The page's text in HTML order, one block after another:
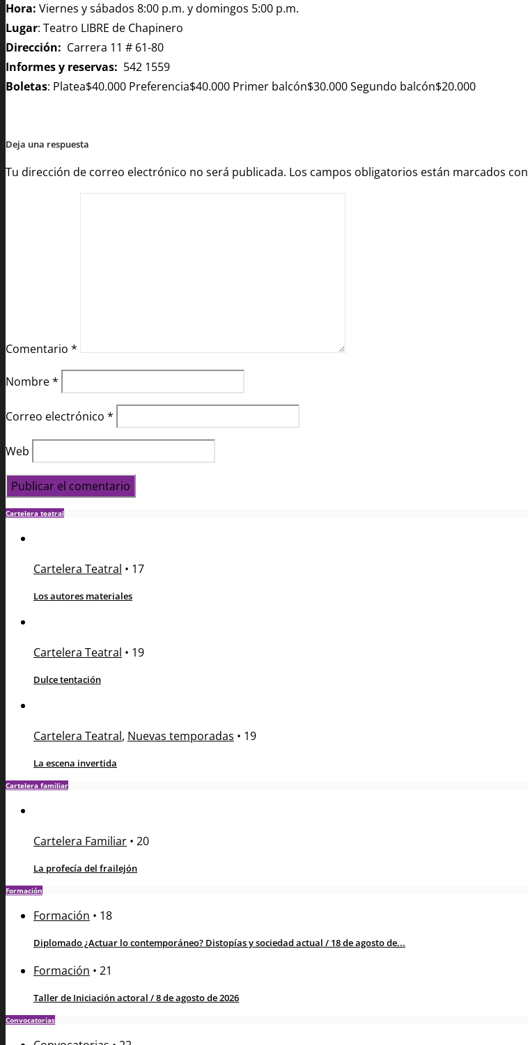
Hora: Viernes y sábados 8:00 p.m. y domingos 5:00 p.m.
Lugar: Teatro LIBRE de Chapinero
Dirección: Carrera 11 # 61-80
Informes y reservas: 542 1559
Boletas: Platea$40.000 Preferencia$40.000 Primer balcón$30.000 Segundo balcón$20.000
Deja una respuesta
Tu dirección de correo electrónico no será publicada. Los campos obligatorios están marcados con
Comentario *
Nombre*
Correo electrónico *
Web
Cartelera teatral
Cartelera Teatral • 17
Los autores materiales
Cartelera Teatral • 19
Dulce tentación
Cartelera Teatral, Nuevas temporadas • 19
La escena invertida
Cartelera familiar
Cartelera Familiar • 20
La profecía del frailejón
Formación
Formación • 18
Diplomado ¿Actuar lo contemporáneo? Distopías y sociedad actual / 18 de agosto de...
Formación • 21
Taller de Iniciación actoral / 8 de agosto de 2026
Convocatorias